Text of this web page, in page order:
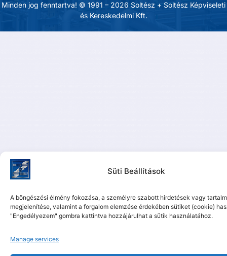
Süti Beállítások
A böngészési élmény fokozása, a személyre szabott hirdetések vagy
megjelenítése, valamint a forgalom elemzése érdekében sütiket (cookie)
"Engedélyezem" gombra kattintva hozzájárulhat a sütik használatához.
Manage services
Minden jog fenntartva! © 1991 – 2026 Soltész + Soltész Képviseleti
és Kereskedelmi Kft.